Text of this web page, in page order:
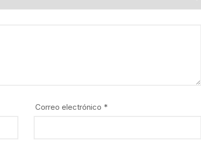
Correo electrónico *